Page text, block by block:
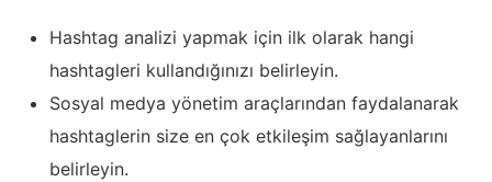
Hashtag analizi yapmak için ilk olarak hangi
hashtagleri kullandığınızı belirleyin.
Sosyal medya yönetim araçlarından faydalanarak
hashtaglerin size en çok etkileşim sağlayanlarını
belirleyin.